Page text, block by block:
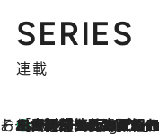
SERIES
連載
そおだよおこの関西おいしい、おやつ紀行10 Hours Ago
［大阪府箕面市］一皿一皿目の前で仕上げられる、料理を巧みに組み込んだアシェットデセールコース「ミチル アシェット デセール（Michiru assiette dessert）」